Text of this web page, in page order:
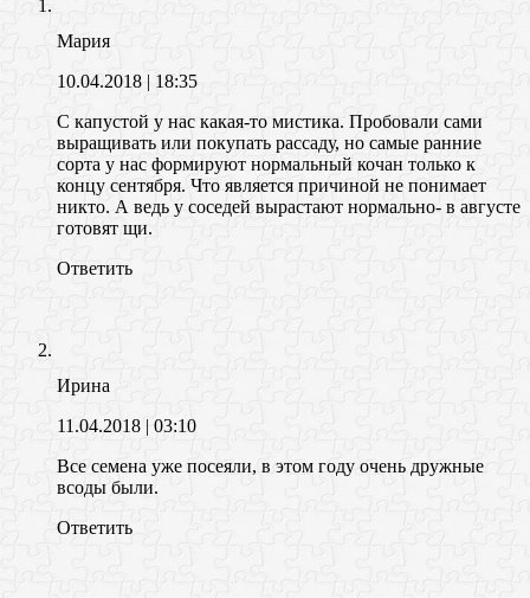
Мария
10.04.2018 | 18:35
С капустой у нас какая-то мистика. Пробовали сами
выращивать или покупать рассаду, но самые ранние
сорта у нас формируют нормальный кочан только к
концу сентября. Что является причиной не понимает
никто. А ведь у соседей вырастают нормально- в августе
готовят щи.
Ответить
Ирина
11.04.2018 | 03:10
Все семена уже посеяли, в этом году очень дружные
всоды были.
Ответить